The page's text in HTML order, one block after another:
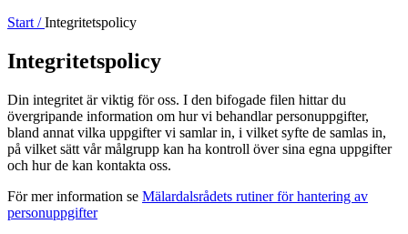
Start /Integritetspolicy
Integritetspolicy
Din integritet är viktig för oss. I den bifogade filen hittar du
övergripande information om hur vi behandlar personuppgifter,
bland annat vilka uppgifter vi samlar in, i vilket syfte de samlas in,
på vilket sätt vår målgrupp kan ha kontroll över sina egna uppgifter
och hur de kan kontakta oss.
För mer information se Mälardalsrådets rutiner för hantering av
personuppgifter